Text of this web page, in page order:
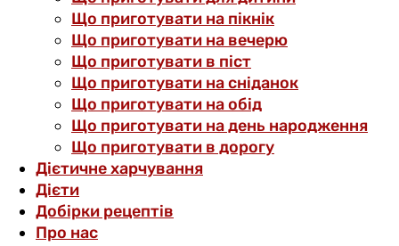
Що приготувати на пікнік
Що приготувати на вечерю
Що приготувати в піст
Що приготувати на сніданок
Що приготувати на обід
Що приготувати на день народження
Що приготувати в дорогу
Дієтичне харчування
Дієти
Добірки рецептів
Про нас